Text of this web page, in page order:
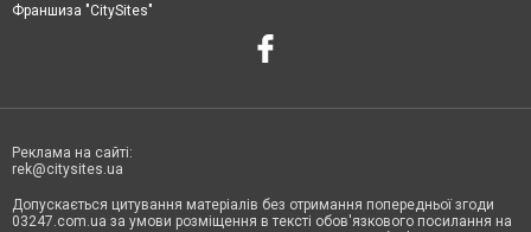
Франшиза "CitySites"
Реклама на сайті:
rek@citysites.ua
Допускається цитування матеріалів без отримання попередньої згоди
03247.com.ua за умови розміщення в тексті обов'язкового посилання на